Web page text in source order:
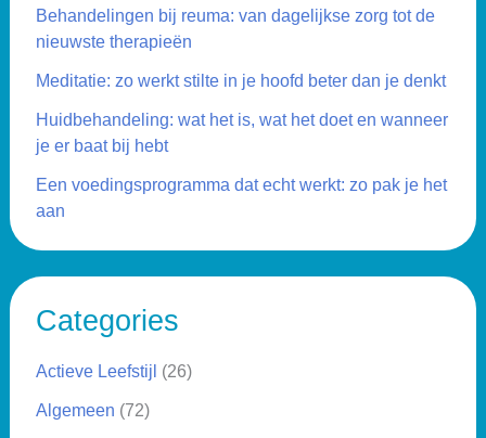
Behandelingen bij reuma: van dagelijkse zorg tot de
nieuwste therapieën
Meditatie: zo werkt stilte in je hoofd beter dan je denkt
Huidbehandeling: wat het is, wat het doet en wanneer
je er baat bij hebt
Een voedingsprogramma dat echt werkt: zo pak je het
aan
Categories
Actieve Leefstijl (26)
Algemeen (72)